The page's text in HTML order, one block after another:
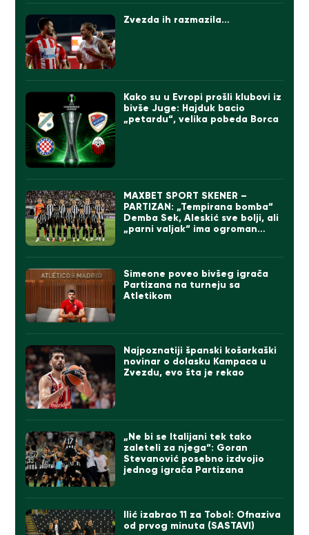
Zvezda ih razmazila…
Kako su u Evropi prošli klubovi iz
bivše Juge: Hajduk bacio
„petardu“, velika pobeda Borca
MAXBET SPORT SKENER –
PARTIZAN: „Tempirana bomba“
Demba Sek, Aleskić sve bolji, ali
„parni valjak“ ima ogroman
Simeone poveo bivšeg igrača
Partizana na turneju sa
Atletikom
Najpoznatiji španski košarkaški
novinar o dolasku Kampaca u
Zvezdu, evo šta je rekao
„Ne bi se Italijani tek tako
zaleteli za njega“: Goran
Stevanović posebno izdvojio
jednog igrača Partizana
Ilić izabrao 11 za Tobol: Ofnaziva
od prvog minuta (SASTAVI)